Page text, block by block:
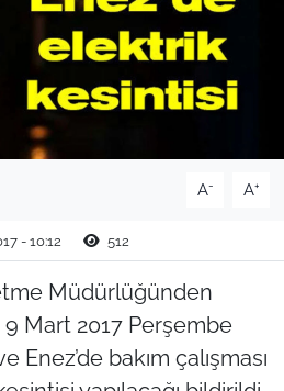
A- A+
- 10:12 512
Müdürlüğünden
9 Mart 2017 Perşembe
Enez’de bakım çalışması